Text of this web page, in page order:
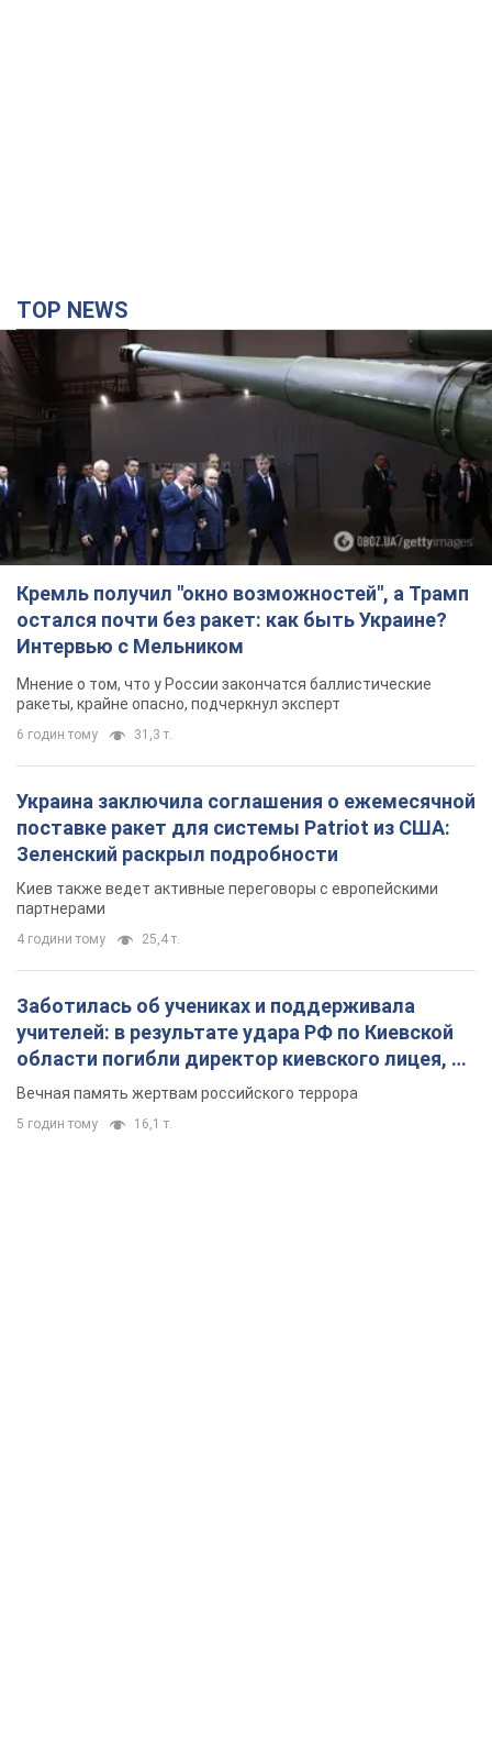
TOP NEWS
Кремль получил "окно возможностей", а Трамп
остался почти без ракет: как быть Украине?
Интервью с Мельником
Мнение о том, что у России закончатся баллистические
ракеты, крайне опасно, подчеркнул эксперт
6 годин тому 31,3 т.
Украина заключила соглашения о ежемесячной
поставке ракет для системы Patriot из США:
Зеленский раскрыл подробности
Киев также ведет активные переговоры с европейскими
партнерами
4 години тому 25,4 т.
Заботилась об учениках и поддерживала
учителей: в результате удара РФ по Киевской
области погибли директор киевского лицея, её
муж и внук
Вечная память жертвам российского террора
5 годин тому 16,1 т.